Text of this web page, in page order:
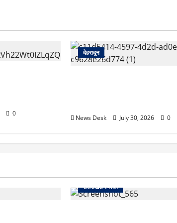
0
देहरादून
News Desk July 30, 2026 0
उत्तराखंड स्पेशल